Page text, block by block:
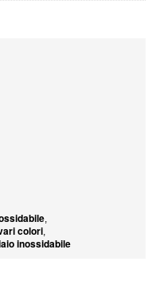
,
colori,
inossidabile